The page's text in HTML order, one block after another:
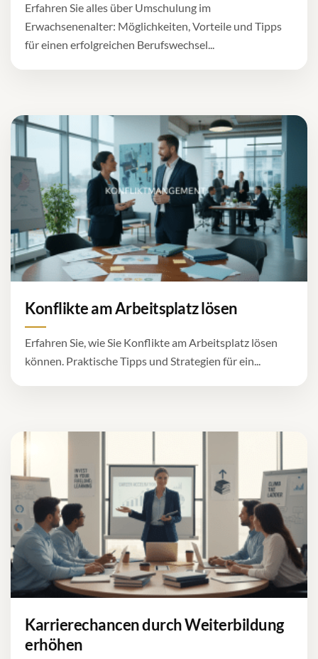
Erfahren Sie alles über Umschulung im
Erwachsenenalter: Möglichkeiten, Vorteile und Tipps
für einen erfolgreichen Berufswechsel...
Konflikte am Arbeitsplatz lösen
Erfahren Sie, wie Sie Konflikte am Arbeitsplatz lösen
können. Praktische Tipps und Strategien für ein...
Karrierechancen durch Weiterbildung
erhöhen